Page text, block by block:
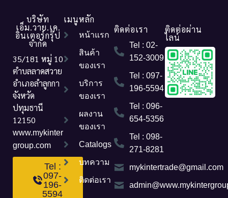
บริษัท
เอ็ม.วาย.เค.
อินเตอร์กรุ๊ป
จำกัด
35/181 หมู่ 10
ตำบลลาดสวาย
อำเภอลำลูกกา
จังหวัด
ปทุมธานี
12150
www.mykinter
group.com
Tel :
097-
196-
5594
เมนูหลัก
หน้าแรก
สินค้า
ของเรา
บริการ
ของเรา
ผลงาน
ของเรา
Catalogs
บทความ
ติดต่อเรา
ติดต่อเรา
Tel : 02-
152-3009
Tel : 097-
196-5594
Tel : 096-
654-5356
Tel : 098-
271-8281
mykintertrade@gmail.com
ติดต่อผ่าน
ไลน์